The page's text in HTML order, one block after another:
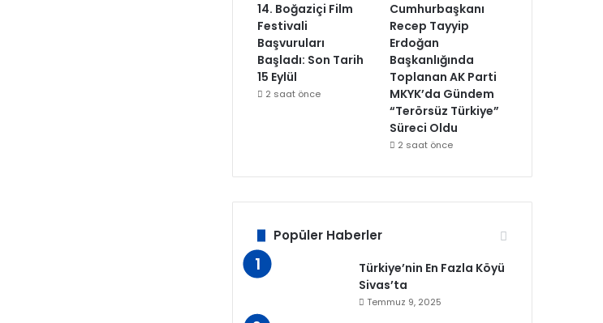
14. Boğaziçi Film
Festivali
Başvuruları
Başladı: Son Tarih
15 Eylül
2 saat önce
Cumhurbaşkanı
Recep Tayyip
Erdoğan
Başkanlığında
Toplanan AK Parti
MKYK’da Gündem
“Terörsüz Türkiye”
Süreci Oldu
2 saat önce
Popüler Haberler
Türkiye’nin En Fazla Köyü
Sivas’ta
Temmuz 9, 2025